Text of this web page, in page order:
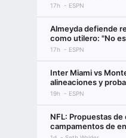
17h ESPN
Almeyda defiende
como utilero: "No
17h ESPN
Inter Miami vs
alineaciones y
19h ESPN
NFL: Propuestas
campamentos de